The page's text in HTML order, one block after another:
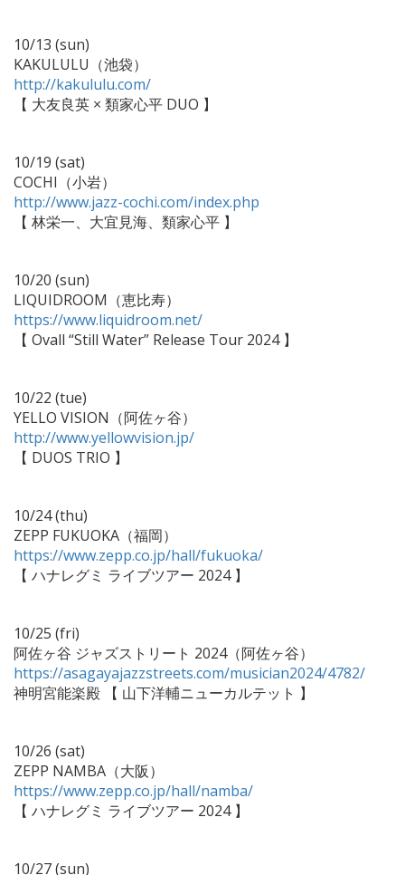
10/13 (sun)
KAKULULU（池袋）
http://kakululu.com/
【 大友良英 × 類家心平 DUO 】
10/19 (sat)
COCHI（小岩）
http://www.jazz-cochi.com/index.php
【 林栄一、大宜見海、類家心平 】
10/20 (sun)
LIQUIDROOM（恵比寿）
https://www.liquidroom.net/
【 Ovall “Still Water” Release Tour 2024 】
10/22 (tue)
YELLO VISION（阿佐ヶ谷）
http://www.yellowvision.jp/
【 DUOS TRIO 】
10/24 (thu)
ZEPP FUKUOKA（福岡）
https://www.zepp.co.jp/hall/fukuoka/
【 ハナレグミ ライブツアー 2024 】
10/25 (fri)
阿佐ヶ谷 ジャズストリート 2024（阿佐ヶ谷）
https://asagayajazzstreets.com/musician2024/4782/
神明宮能楽殿 【 山下洋輔ニューカルテット 】
10/26 (sat)
ZEPP NAMBA（大阪）
https://www.zepp.co.jp/hall/namba/
【 ハナレグミ ライブツアー 2024 】
10/27 (sun)